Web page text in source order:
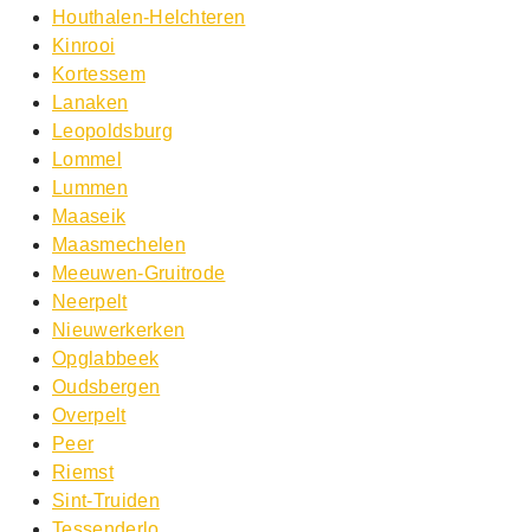
Houthalen-Helchteren
Kinrooi
Kortessem
Lanaken
Leopoldsburg
Lommel
Lummen
Maaseik
Maasmechelen
Meeuwen-Gruitrode
Neerpelt
Nieuwerkerken
Opglabbeek
Oudsbergen
Overpelt
Peer
Riemst
Sint-Truiden